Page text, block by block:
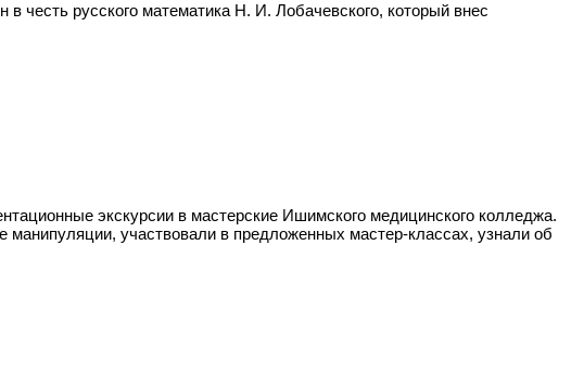
честь русского математика Н. И. Лобачевского, который внес
экскурсии в мастерские Ишимского медицинского колледжа.
участвовали в предложенных мастер-классах, узнали об